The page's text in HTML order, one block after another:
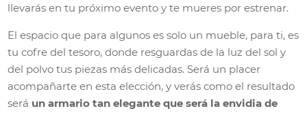
llevarás en tu próximo evento y te mueres por estrenar.
El espacio que para algunos es solo un mueble, para ti, es
tu cofre del tesoro, donde resguardas de la luz del sol y
del polvo tus piezas más delicadas. Será un placer
acompañarte en esta elección, y verás como el resultado
será un armario tan elegante que será la envidia de